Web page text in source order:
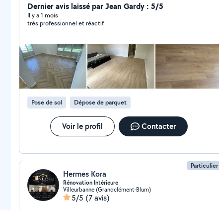
cuisines. Fort de 10 ans d'expérience dans ce domaine,
je garantis un travail de qualité.
Dernier avis laissé par Jean Gardy : 5/5
Il y a 1 mois
très professionnel et réactif
Pose de sol Dépose de parquet
Voir le profil Contacter
Particulier
Hermes Kora
Rénovation Intérieure
Villeurbanne (Grandclément-Blum)
5/5 (7 avis)